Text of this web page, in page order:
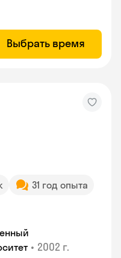
Выбрать время
31 год опыта
• 2002 г.